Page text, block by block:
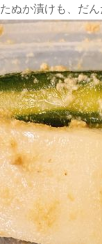
ぬか漬けも、だ